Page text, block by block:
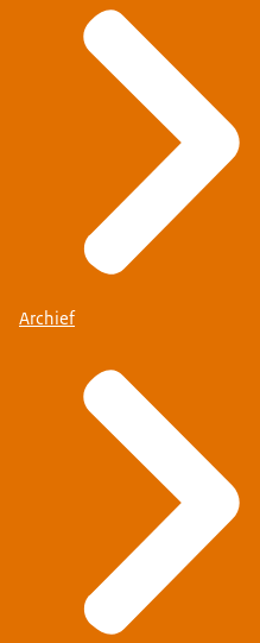
Archief